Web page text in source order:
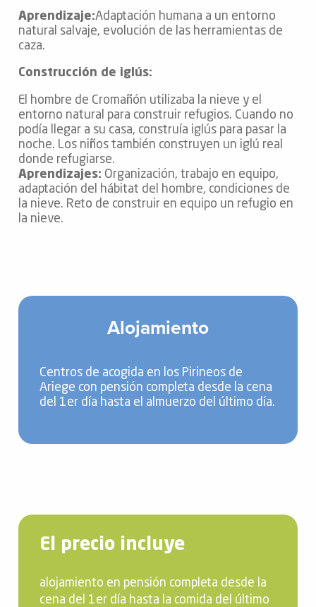
Aprendizaje:Adaptación humana a un entorno
natural salvaje, evolución de las herramientas de
caza.
Construcción de iglús:
El hombre de Cromañón utilizaba la nieve y el
entorno natural para construir refugios. Cuando no
podía llegar a su casa, construía iglús para pasar la
noche. Los niños también construyen un iglú real
donde refugiarse.
Aprendizajes: Organización, trabajo en equipo,
adaptación del hábitat del hombre, condiciones de
la nieve. Reto de construir en equipo un refugio en
la nieve.
Alojamiento
Centros de acogida en los Pirineos de
Ariege con pensión completa desde la cena
del 1er día hasta el almuerzo del último día.
El precio incluye
alojamiento en pensión completa desde la
cena del 1er día hasta la comida del último